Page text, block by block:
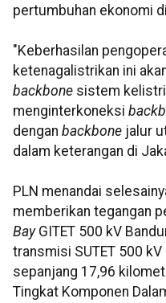
pertumbuhan ekonomi
"Keberhasilan
ketenagalistrikan ini
backbone sistem
menginterkoneksi
dengan backbone jalur
dalam keterangan di
PLN menandai
memberikan tegangan
BayGITET 500 kV
transmisi SUTET 500
sepanjang 17,96
Tingkat Komponen